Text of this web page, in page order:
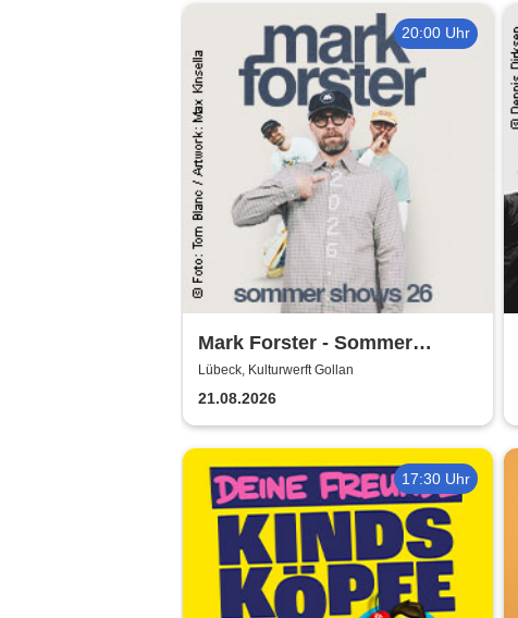
20:00 Uhr
Mark Forster - Sommer
Shows 2026
Lübeck, Kulturwerft Gollan
21.08.2026
17:30 Uhr